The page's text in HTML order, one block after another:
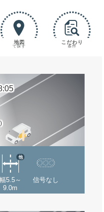
地図
で探す
こだわり
条件
幅5.5～
9.0m
他
信号なし